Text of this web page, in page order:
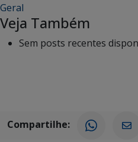
Geral
Veja Também
Sem posts recentes
Compartilhe: